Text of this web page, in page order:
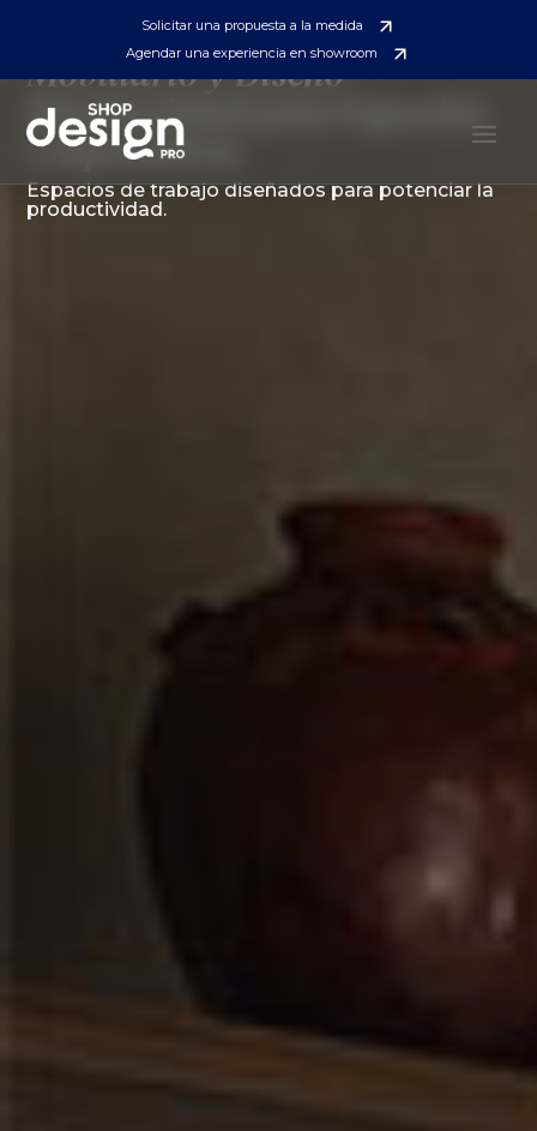
Solicitar una propuesta a la medida
Agendar una experiencia en showroom
Mobiliario y Diseño
Internacional para Espacios
Corporativos
Espacios de trabajo diseñados para potenciar la
productividad.